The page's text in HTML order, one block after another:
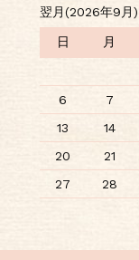
翌月(2026年9月)
日 月
6
7
13
14
20
21
27
28